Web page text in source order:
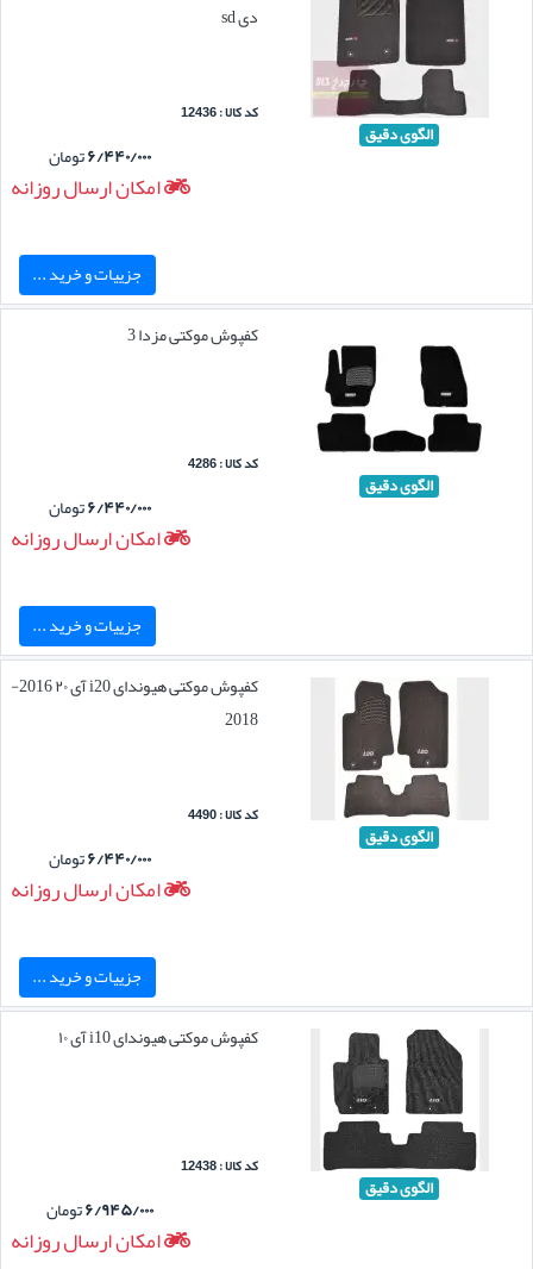
الگوی دقیق
دی sd
کد کالا : 12436
۶/۴۴۰/۰۰۰تومان
امکان ارسال روزانه
جزییات و خرید ...
الگوی دقیق
کفپوش موکتی مزدا 3
کد کالا : 4286
۶/۴۴۰/۰۰۰تومان
امکان ارسال روزانه
جزییات و خرید ...
الگوی دقیق
کفپوش موکتی هیوندای i20 آی ۲۰ 2016-
2018
کد کالا : 4490
۶/۴۴۰/۰۰۰تومان
امکان ارسال روزانه
جزییات و خرید ...
الگوی دقیق
کفپوش موکتی هیوندای i10 آی ۱۰
کد کالا : 12438
۶/۹۴۵/۰۰۰تومان
امکان ارسال روزانه